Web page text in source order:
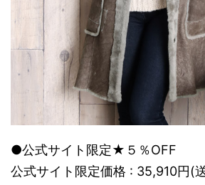
●公式サイト限定★５％OFF
公式サイト限定価格 : 35,910円(